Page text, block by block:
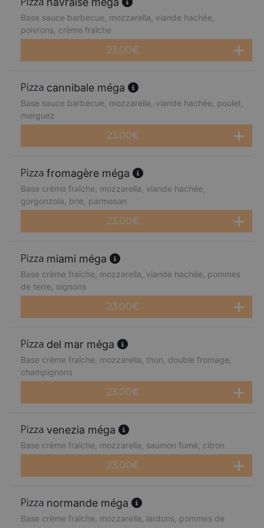
Base sauce barbecue, mozzarella, viande hachée,
poivrons, crème fraîche
23.00€
cannibale méga
Base sauce barbecue, mozzarella, viande hachée, poulet,
merguez
23.00€
fromagère méga
Base crème fraîche, mozzarella, viande hachée,
gorgonzola, brie, parmesan
23.00€
miami méga
Base crème fraîche, mozzarella, viande hachée, pommes
de terre, oignons
23.00€
del mar méga
Base crème fraîche, mozzarella, thon, double fromage,
champignons
23.00€
venezia méga
Base crème fraîche, mozzarella, saumon fumé, citron
23.00€
normande méga
Base crème fraîche, mozzarella, lardons, pommes de